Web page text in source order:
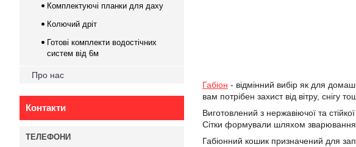
Габіон - відмінний вибір як для
вам потрібен захист від вітру, снігу
Виготовлений з нержавіючої та
Сітки формували шляхом зварювання
Габіонний кошик призначений для
Комплектуючі планки для даху
Колючий дріт
Готові комплекти водостічних
систем від 6м
Про нас
Контакти